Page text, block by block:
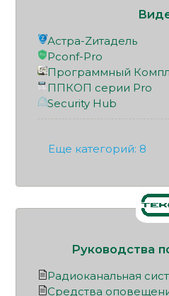
Астра-Zитадель
Pconf-Pro
Программный
ППКОП серии Pro
Security Hub
Еще категорий: 8
Руководства
Радиоканальная
Средства